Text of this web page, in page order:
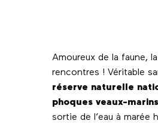
Amoureux de la faune, la
rencontres ! Véritable
réserve naturelle
phoques veaux-marins
sortie de l’eau à marée